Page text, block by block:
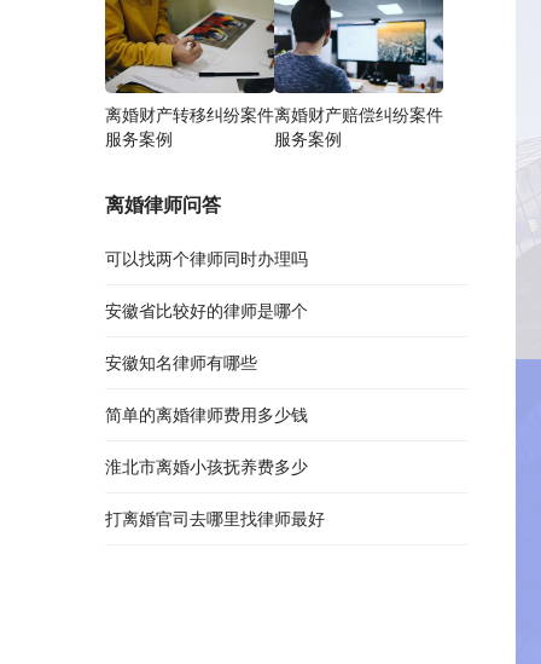
离婚财产转移纠纷案件
服务案例
离婚财产赔偿纠纷案件
服务案例
离婚律师问答
可以找两个律师同时办理吗
安徽省比较好的律师是哪个
安徽知名律师有哪些
简单的离婚律师费用多少钱
淮北市离婚小孩抚养费多少
打离婚官司去哪里找律师最好